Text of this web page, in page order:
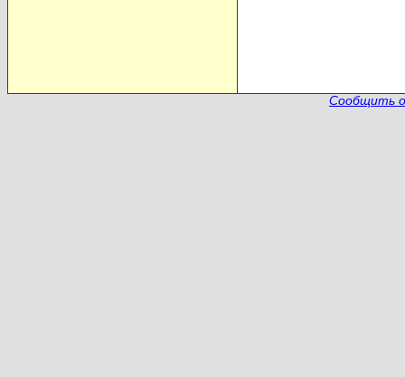
Сообщить о